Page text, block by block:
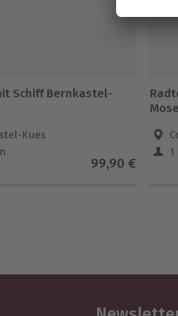
Schiff Bernkastel-
Kues
99,90 €
1